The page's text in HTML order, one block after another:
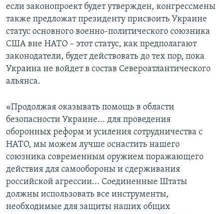
если законопроект будет утвержден, конгрессмены
также предложат президенту присвоить Украине
статус основного военно-политического союзника
США вне НАТО – этот статус, как предполагают
законодатели, будет действовать до тех пор, пока
Украина не войдет в состав Североатлантического
альянса.
«Продолжая оказывать помощь в области
безопасности Украине... для проведения
оборонных реформ и усиления сотрудничества с
НАТО, мы можем лучше оснастить нашего
союзника современным оружием поражающего
действия для самообороны и сдерживания
российской агрессии... Соединенные Штаты
должны использовать все инструменты,
необходимые для защиты наших общих